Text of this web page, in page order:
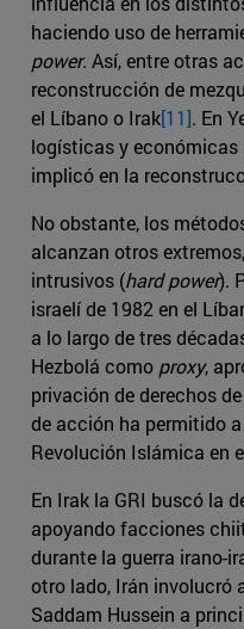
haciendo uso de
power. Así, entre otras
reconstrucción de
el Líbano o Irak[11]. En
logísticas y económicas
implicó en la
No obstante, los
alcanzan otros
intrusivos (hard power).
israelí de 1982 en el
a lo largo de tres
Hezbolá como proxy,
privación de derechos
de acción ha permitido
Revolución Islámica en
En Irak la GRI buscó la
apoyando facciones
durante la guerra irano-
otro lado, Irán involucró
Saddam Hussein a